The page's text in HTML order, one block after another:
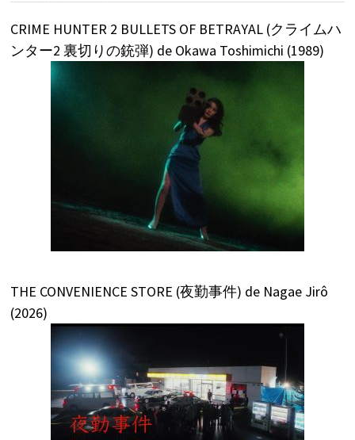
CRIME HUNTER 2 BULLETS OF BETRAYAL (クライムハ
ンター2 裏切りの銃弾) de Okawa Toshimichi (1989)
THE CONVENIENCE STORE (夜勤事件) de Nagae Jirô
(2026)